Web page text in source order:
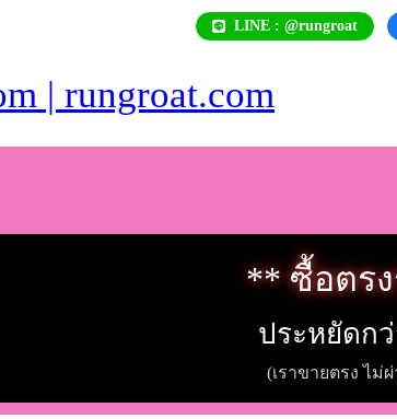
LINE : @rungroat
| rungroat.com
** ซื้อตร
ประหยัดก
(เราขายตรง ไ